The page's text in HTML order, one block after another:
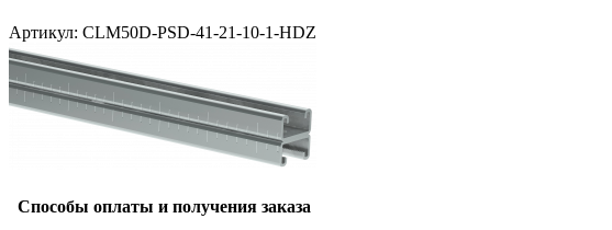
Артикул: CLM50D-PSD-41-21-10-1-HDZ
Способы оплаты и получения заказа